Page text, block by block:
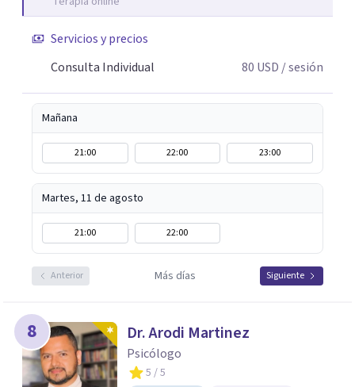
Servicios y precios
Consulta Individual
80 USD / sesión
Mañana
21:00 22:00 23:00
Martes, 11 de agosto
21:00 22:00
Anterior Más días Siguiente
8 Dr. Arodi Martinez
Psicólogo
5 / 5